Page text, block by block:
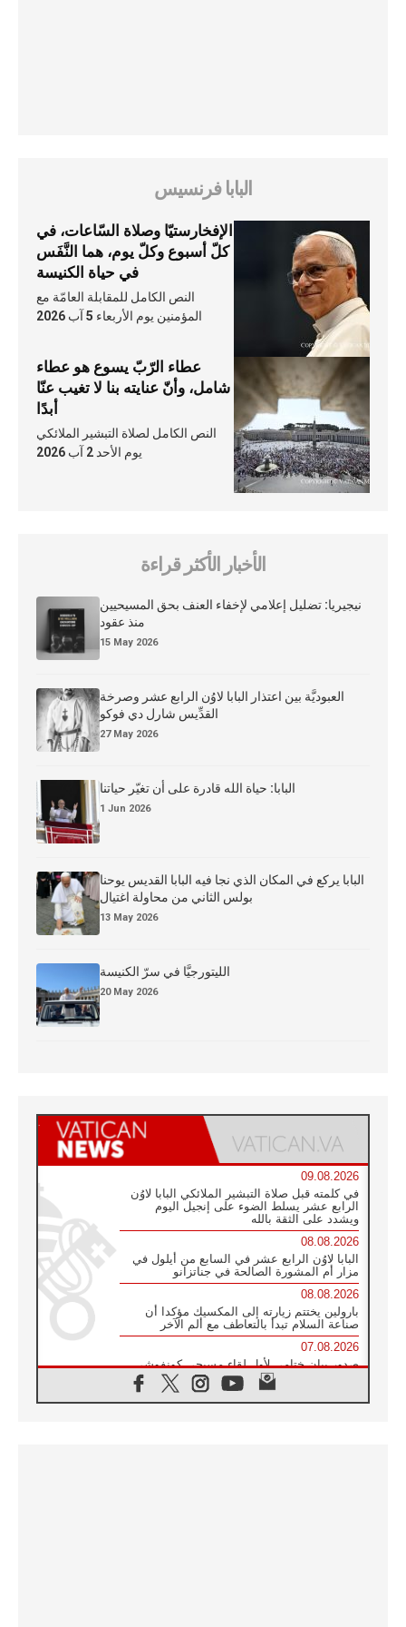
البابا فرنسيس
الإفخارستيّا وصلاة السّاعات، في
كلّ أسبوع وكلّ يوم، هما النَّفَس
في حياة الكنيسة
النص الكامل للمقابلة العامّة مع
المؤمنين يوم الأربعاء 5 آب 2026
عطاء الرّبّ يسوع هو عطاء
شامل، وأنّ عنايته بنا لا تغيب عنّا
أبدًا
النص الكامل لصلاة التبشير الملائكي
يوم الأحد 2 آب 2026
الأخبار الأكثر قراءة
نيجيريا: تضليل إعلامي لإخفاء العنف بحق المسيحيين
منذ عقود
15 May 2026
العبوديَّة بين اعتذار البابا لاوُن الرابع عشر وصرخة
القدِّيس شارل دي فوكو
27 May 2026
البابا: حياة الله قادرة على أن تغيّر حياتنا
1 Jun 2026
البابا يركع في المكان الذي نجا فيه البابا القديس يوحنا
بولس الثاني من محاولة اغتيال
13 May 2026
الليتورجيَّا في سرّ الكنيسة
20 May 2026
09.08.2026
في كلمته قبل صلاة التبشير الملائكي البابا لاوُن
الرابع عشر يسلط الضوء على إنجيل اليوم
ويشدد على الثقة بالله
08.08.2026
البابا لاوُن الرابع عشر في السابع من أيلول في
مزار أم المشورة الصالحة في جناتزانو
08.08.2026
بارولين يختتم زيارته إلى المكسيك مؤكدا أن
صناعة السلام تبدأ بالتعاطف مع ألم الآخر
07.08.2026
صدور بيان ختامي لأول لقاء مسيحي كونفوشي
بمشاركة الدائرة الفاتيكانية للحوار بين الأديان
07.08.2026